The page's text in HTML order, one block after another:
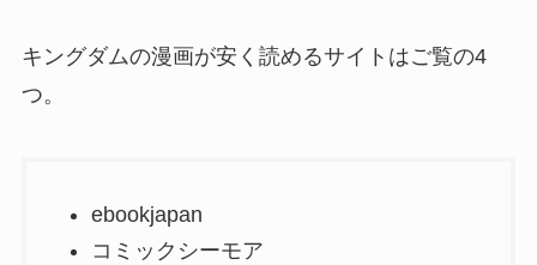
キングダムの漫画が安く読めるサイトはご覧の4
つ。
ebookjapan
コミックシーモア